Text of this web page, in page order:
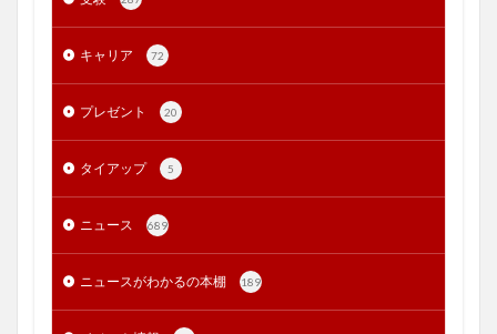
キャリア 72
プレゼント 20
タイアップ 5
ニュース 689
ニュースがわかるの本棚 189